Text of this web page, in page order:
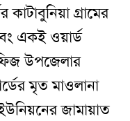
গ্রামের
একই ওয়ার্ড
উপজেলার
মৃত মাওলানা
জামায়াত